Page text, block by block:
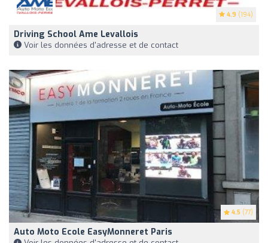
4.9 (194)
Driving School Ame Levallois
Voir les données d'adresse et de contact
4.5 (77)
Auto Moto Ecole EasyMonneret Paris